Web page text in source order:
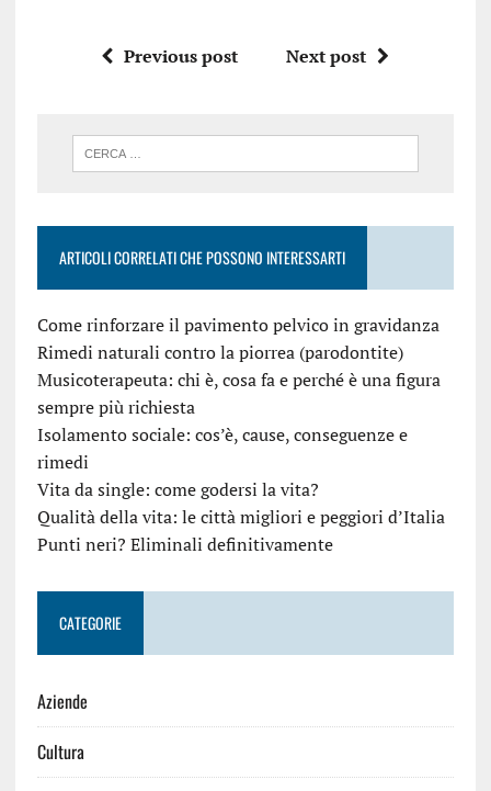
Previous post Next post
ARTICOLI CORRELATI CHE POSSONO INTERESSARTI
Come rinforzare il pavimento pelvico in gravidanza
Rimedi naturali contro la piorrea (parodontite)
Musicoterapeuta: chi è, cosa fa e perché è una figura
sempre più richiesta
Isolamento sociale: cos’è, cause, conseguenze e
rimedi
Vita da single: come godersi la vita?
Qualità della vita: le città migliori e peggiori d’Italia
Punti neri? Eliminali definitivamente
CATEGORIE
Aziende
Cultura